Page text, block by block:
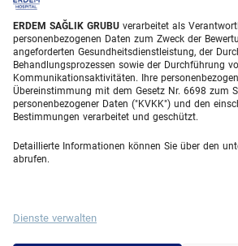
ERDEM SAĞLIK GRUBU verarbeitet als
personenbezogenen Daten zum Zweck der
angeforderten Gesundheitsdienstleistung, der
Behandlungsprozessen sowie der Durchführung
Kommunikationsaktivitäten. Ihre
Übereinstimmung mit dem Gesetz Nr. 6698 zum
personenbezogener Daten ("KVKK") und den
Bestimmungen verarbeitet und geschützt.
Detaillierte Informationen können Sie über den
abrufen.
Dienste verwalten
Laser Eye
About Erdem
Über uns
Medizinische Einheiten